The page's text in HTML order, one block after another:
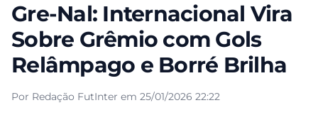
Gre-Nal: Internacional Vira
Sobre Grêmio com Gols
Relâmpago e Borré Brilha
Por Redação FutInter em 25/01/2026 22:22